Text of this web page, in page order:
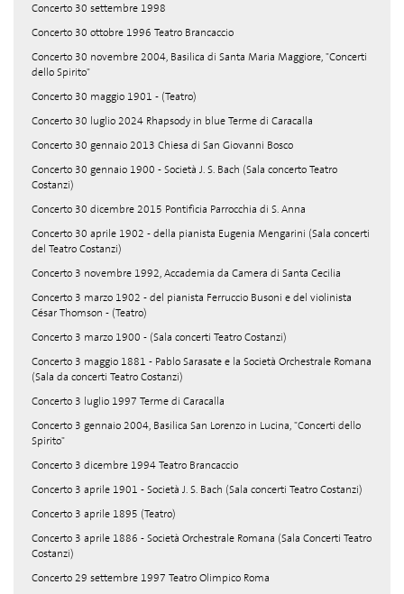
Concerto 30 settembre 1998
Concerto 30 ottobre 1996 Teatro Brancaccio
Concerto 30 novembre 2004, Basilica di Santa Maria Maggiore, "Concerti
dello Spirito"
Concerto 30 maggio 1901 - (Teatro)
Concerto 30 luglio 2024 Rhapsody in blue Terme di Caracalla
Concerto 30 gennaio 2013 Chiesa di San Giovanni Bosco
Concerto 30 gennaio 1900 - Società J. S. Bach (Sala concerto Teatro
Costanzi)
Concerto 30 dicembre 2015 Pontificia Parrocchia di S. Anna
Concerto 30 aprile 1902 - della pianista Eugenia Mengarini (Sala concerti
del Teatro Costanzi)
Concerto 3 novembre 1992, Accademia da Camera di Santa Cecilia
Concerto 3 marzo 1902 - del pianista Ferruccio Busoni e del violinista
César Thomson - (Teatro)
Concerto 3 marzo 1900 - (Sala concerti Teatro Costanzi)
Concerto 3 maggio 1881 - Pablo Sarasate e la Società Orchestrale Romana
(Sala da concerti Teatro Costanzi)
Concerto 3 luglio 1997 Terme di Caracalla
Concerto 3 gennaio 2004, Basilica San Lorenzo in Lucina, "Concerti dello
Spirito"
Concerto 3 dicembre 1994 Teatro Brancaccio
Concerto 3 aprile 1901 - Società J. S. Bach (Sala concerti Teatro Costanzi)
Concerto 3 aprile 1895 (Teatro)
Concerto 3 aprile 1886 - Società Orchestrale Romana (Sala Concerti Teatro
Costanzi)
Concerto 29 settembre 1997 Teatro Olimpico Roma